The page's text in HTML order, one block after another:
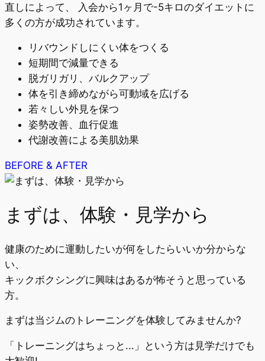
直しによって、 入会から1ヶ月で-5キロのダイエットに
多くの方が成功されています。
リバウンドしにくい体をつくる
短期間で減量できる
脱ガリガリ、バルクアップ
体を引き締めながら可動域を広げる
若々しい外見を保つ
姿勢改善、血行促進
代謝改善による美肌効果
BEFORE & AFTER
まずは、体験・見学から
健康のために運動したいが何をしたらいいか分からな
い、
キックボクシングに興味はあるが怖そうと思っている
方。
まずは当ジムのトレーニングを体験してみませんか?
「トレーニングはちょっと...」という方は見学だけでも